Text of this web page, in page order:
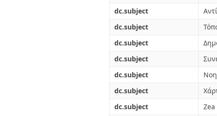
dc.subject
dc.subject
dc.subject
dc.subject
dc.subject
dc.subject
dc.subject
Zea